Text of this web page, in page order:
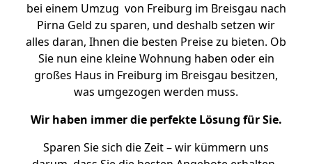
bei einem Umzug von Freiburg im Breisgau nach
Pirna Geld zu sparen, und deshalb setzen wir
alles daran, Ihnen die besten Preise zu bieten. Ob
Sie nun eine kleine Wohnung haben oder ein
großes Haus in Freiburg im Breisgau besitzen,
was umgezogen werden muss.
Wir haben immer die perfekte Lösung für Sie.
Sparen Sie sich die Zeit – wir kümmern uns